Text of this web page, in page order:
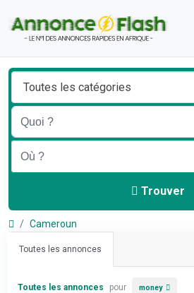
Toutes les catégories
Trouver
Cameroun
Toutes les annonces
Toutes les annonces pour money